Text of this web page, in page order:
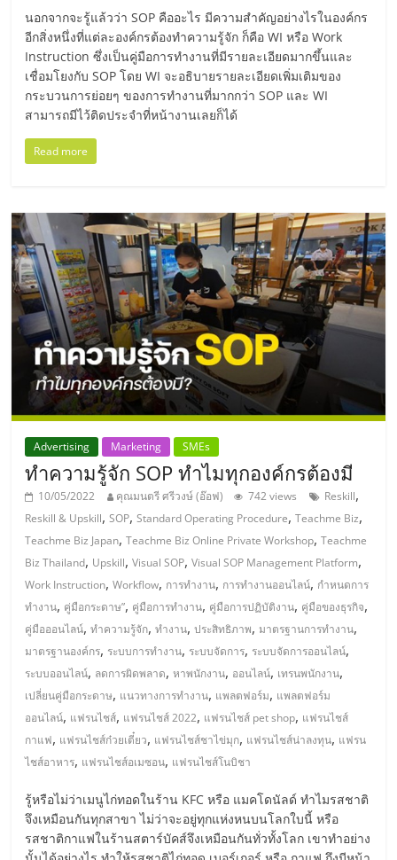
หน้า
บ้าน
ลงทุน
น้อย
คืน
ทุน
ไว,
ที่
ปรึกษา
การ
ลงทุน
และ
ขยาย
สา
ขา
แฟ
รน
ไชส์,
นอกจากจะรู้แล้วว่า SOP คืออะไร มีความสำคัญอย่างไรในองค์กร
อีกสิ่งหนึ่งที่แต่ละองค์กรต้องทำความรู้จัก ก็คือ WI หรือ Work
Instruction ซึ่งเป็นคู่มือการทำงานที่มีรายละเอียดมากขึ้นและ
เชื่อมโยงกับ SOP โดย WI จะอธิบายรายละเอียดเพิ่มเติมของ
กระบวนการย่อยๆ ของการทำงานที่มากกว่า SOP และ WI
สามารถมีไว้ติดประจำที่หน้างานเลยก็ได้
Read more
Advertising Marketing SMEs
ทำความรู้จัก SOP ทำไมทุกองค์กรต้องมี
10/05/2022 คุณมนตรี ศรีวงษ์ (อ๊อฟ) 742 views Reskill,
Reskill & Upskill,SOP,Standard Operating Procedure,Teachme Biz,
Teachme Biz Japan,Teachme Biz Online Private Workshop,Teachme
Biz Thailand, Upskill,Visual SOP,Visual SOP Management Platform,
Work Instruction,Workflow, การทำงาน, การทำงานออนไลน์, กำหนดการ
ทำงาน, คู่มือกระดาษ”, คู่มือการทำงาน, คู่มือการปฏิบัติงาน, คู่มือของธุรกิจ,
คู่มือออนไลน์,ทำความรู้จัก,ทำงาน,ประสิทธิภาพ,มาตรฐานการทำงาน,
มาตรฐานองค์กร, ระบบการทำงาน, ระบบจัดการ, ระบบจัดการออนไลน์,
ระบบออนไลน์, ลดการผิดพลาด,หาพนักงาน, ออนไลน์, เทรนพนักงาน,
เปลี่ยนคู่มือกระดาษ, แนวทางการทำงาน, แพลตฟอร์ม, แพลตฟอร์ม
ออนไลน์, แฟรนไชส์, แฟรนไชส์ 2022, แฟรนไชส์ pet shop, แฟรนไชส์
กาแฟ, แฟรนไชส์ก๋วยเตี๋ยว, แฟรนไชส์ชาไข่มุก, แฟรนไชส์น่าลงทุน, แฟรน
ไชส์อาหาร, แฟรนไชส์อเมซอน, แฟรนไชส์โนบิชา
รู้หรือไม่ว่าเมนูไก่ทอดในร้าน KFC หรือ แมคโดนัลด์ ทำไมรสชาติ
จึงเหมือนกันทุกสาขา ไม่ว่าจะอยู่ทุกแห่งหนบนโลกใบนี้ หรือ
รสชาติกาแฟในร้านสตาร์บัคส์จึงเหมือนกันทั่วทั้งโลก เขาทำอย่าง